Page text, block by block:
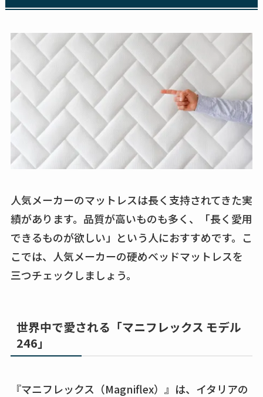
人気メーカーのマットレスは長く支持されてきた実
績があります。品質が高いものも多く、「長く愛用
できるものが欲しい」という人におすすめです。こ
こでは、人気メーカーの硬めベッドマットレスを
三つチェックしましょう。
世界中で愛される「マニフレックス モデル
246」
『マニフレックス（Magniflex）』は、イタリアの